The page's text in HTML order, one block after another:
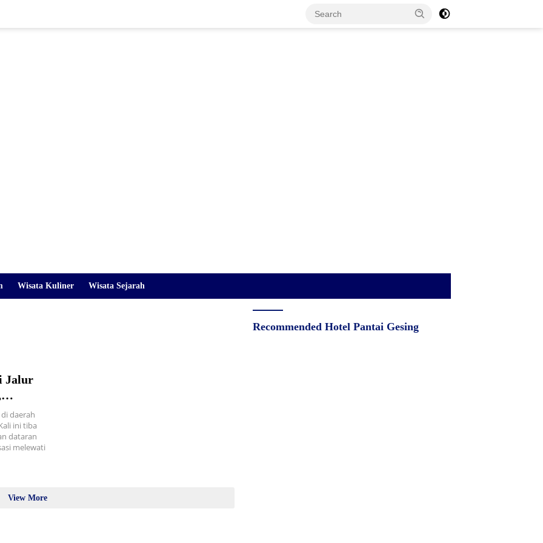
Wisata Kuliner Wisata Sejarah
Jalur
daerah
ini tiba
dataran
melewati
View More
Recommended Hotel Pantai Gesing